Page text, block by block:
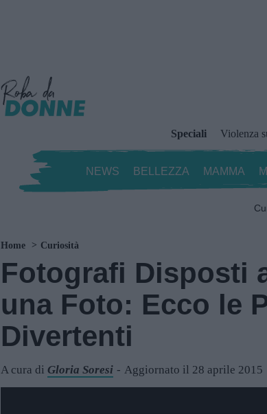
Speciali Violenza
NEWS BELLEZZA MAMMA
Home Curiosità
Fotografi Disposti
una Foto: Ecco le
Divertenti
A cura di Gloria Soresi Aggiornato il 28 aprile 2015